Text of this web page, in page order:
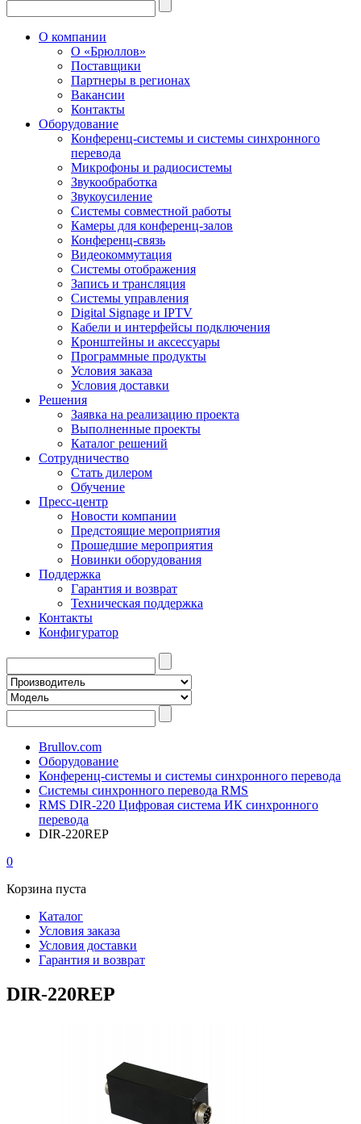
О компании
О «Брюллов»
Поставщики
Партнеры в регионах
Вакансии
Контакты
Оборудование
Конференц-системы и системы синхронного
перевода
Микрофоны и радиосистемы
Звукообработка
Звукоусиление
Системы совместной работы
Камеры для конференц-залов
Конференц-связь
Видеокоммутация
Системы отображения
Запись и трансляция
Системы управления
Digital Signage и IPTV
Кабели и интерфейсы подключения
Кронштейны и аксессуары
Программные продукты
Условия заказа
Условия доставки
Решения
Заявка на реализацию проекта
Выполненные проекты
Каталог решений
Сотрудничество
Стать дилером
Обучение
Пресс-центр
Новости компании
Предстоящие мероприятия
Прошедшие мероприятия
Новинки оборудования
Поддержка
Гарантия и возврат
Техническая поддержка
Контакты
Конфигуратор
Brullov.com
Оборудование
Конференц-системы и системы синхронного перевода
Системы синхронного перевода RMS
RMS DIR-220 Цифровая система ИК синхронного
перевода
DIR-220REP
0
Корзина пуста
Каталог
Условия заказа
Условия доставки
Гарантия и возврат
DIR-220REP